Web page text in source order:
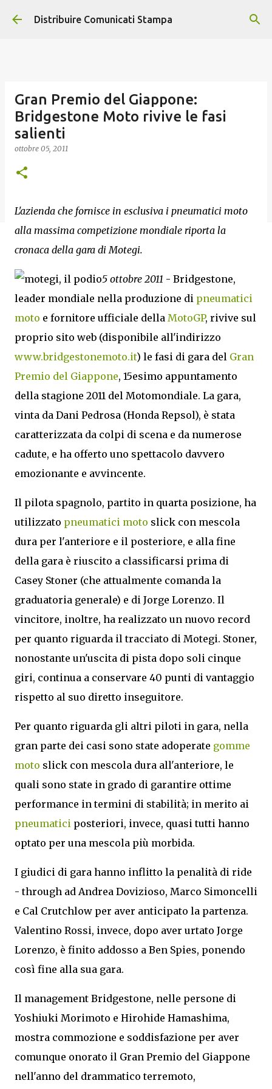
Passa ai contenuti principali
Distribuire Comunicati Stampa
Gran Premio del Giappone:
Bridgestone Moto rivive le fasi
salienti
ottobre 05, 2011
L'azienda che fornisce in esclusiva i pneumatici moto
alla massima competizione mondiale riporta la
cronaca della gara di Motegi.
5 ottobre 2011 - Bridgestone,
leader mondiale nella produzione di pneumatici
moto e fornitore ufficiale della MotoGP, rivive sul
proprio sito web (disponibile all'indirizzo
www.bridgestonemoto.it) le fasi di gara del Gran
Premio del Giappone, 15esimo appuntamento
della stagione 2011 del Motomondiale. La gara,
vinta da Dani Pedrosa (Honda Repsol), è stata
caratterizzata da colpi di scena e da numerose
cadute, e ha offerto uno spettacolo davvero
emozionante e avvincente.
Il pilota spagnolo, partito in quarta posizione, ha
utilizzato pneumatici moto slick con mescola
dura per l'anteriore e il posteriore, e alla fine
della gara è riuscito a classificarsi prima di
Casey Stoner (che attualmente comanda la
graduatoria generale) e di Jorge Lorenzo. Il
vincitore, inoltre, ha realizzato un nuovo record
per quanto riguarda il tracciato di Motegi. Stoner,
nonostante un'uscita di pista dopo soli cinque
giri, continua a conservare 40 punti di vantaggio
rispetto al suo diretto inseguitore.
Per quanto riguarda gli altri piloti in gara, nella
gran parte dei casi sono state adoperate gomme
moto slick con mescola dura all'anteriore, le
quali sono state in grado di garantire ottime
performance in termini di stabilità; in merito ai
pneumatici posteriori, invece, quasi tutti hanno
optato per una mescola più morbida.
I giudici di gara hanno inflitto la penalità di ride
- through ad Andrea Dovizioso, Marco Simoncelli
e Cal Crutchlow per aver anticipato la partenza.
Valentino Rossi, invece, dopo aver urtato Jorge
Lorenzo, è finito addosso a Ben Spies, ponendo
così fine alla sua gara.
Il management Bridgestone, nelle persone di
Yoshiuki Morimoto e Hirohide Hamashima,
mostra commozione e soddisfazione per aver
comunque onorato il Gran Premio del Giappone
nell'anno del drammatico terremoto,